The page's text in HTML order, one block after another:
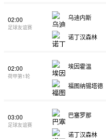
02:00
足球友谊赛
乌迪内斯
诺丁汉森林
02:00
荷甲第1轮
埃因霍温
福图纳锡塔德
03:00
足球友谊赛
巴塞罗那
诺丁汉森林